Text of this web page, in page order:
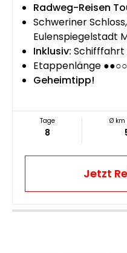
Radweg-Reisen
Schweriner
Eulenspiegelstadt
Inklusiv: Schifffahrt
Etappenlänge
Geheimtipp!
Tage
8
Ø km
Jetzt